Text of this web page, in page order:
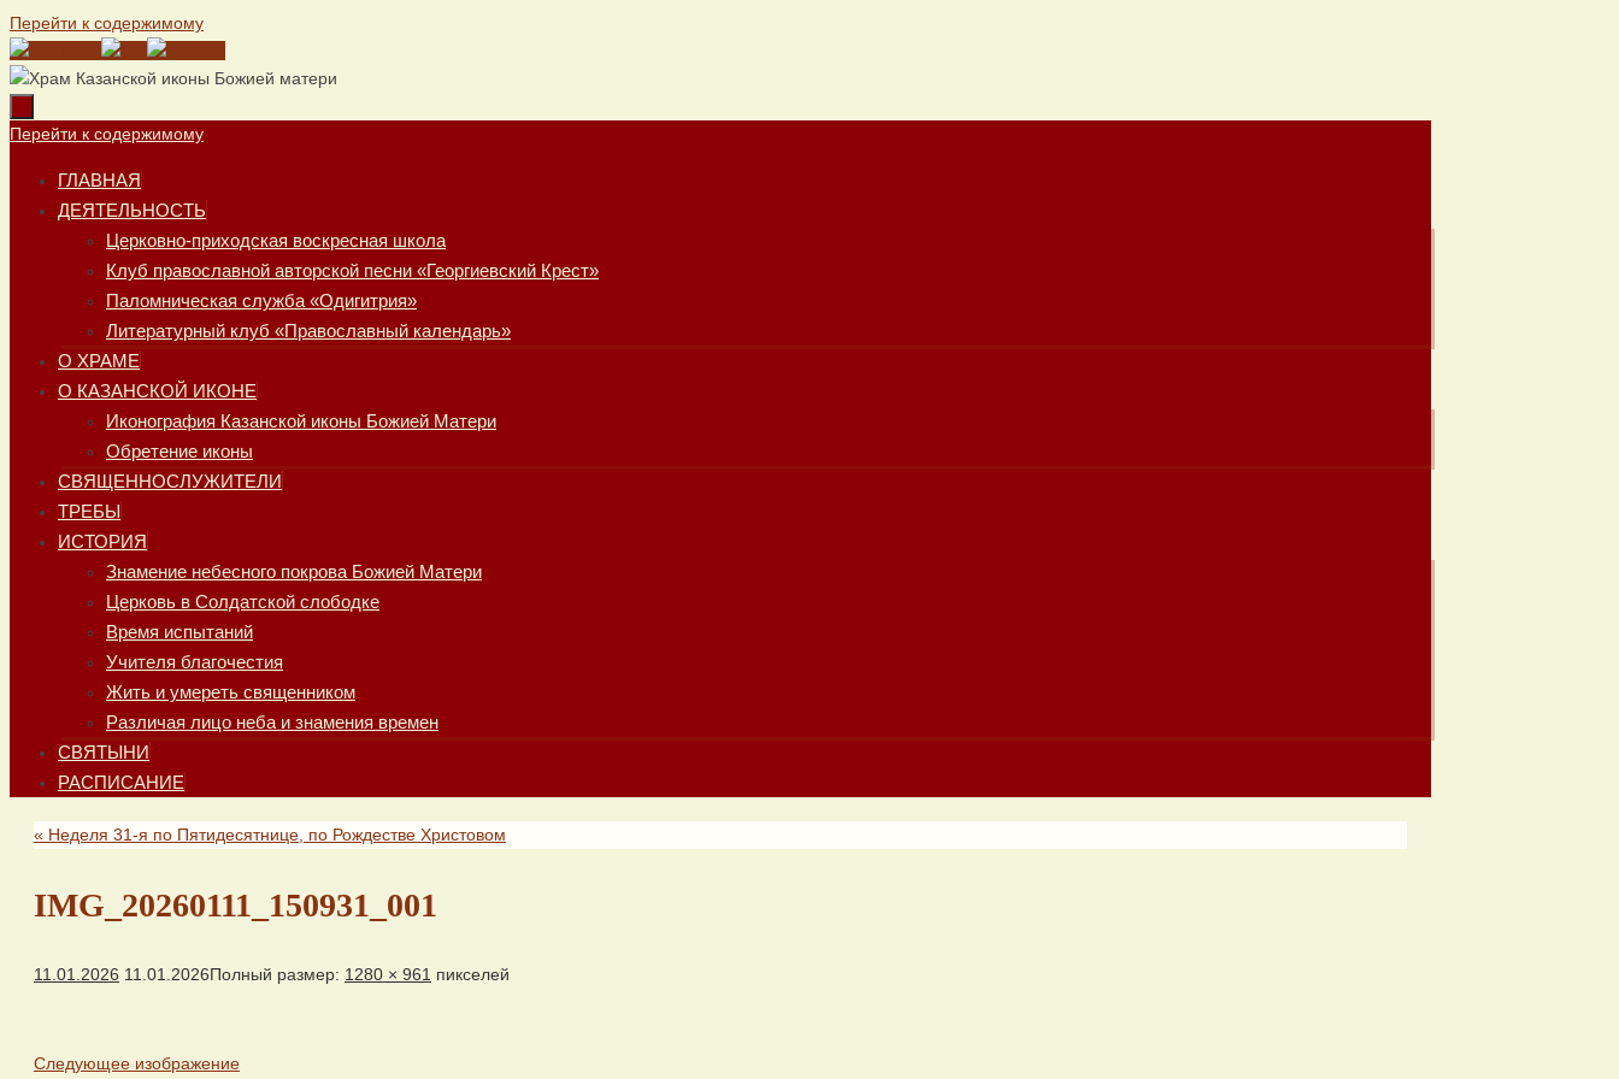
Перейти к содержимому
Перейти к содержимому
ГЛАВНАЯ
ДЕЯТЕЛЬНОСТЬ
Церковно-приходская воскресная школа
Клуб православной авторской песни «Георгиевский Крест»
Паломническая служба «Одигитрия»
Литературный клуб «Православный календарь»
О ХРАМЕ
О КАЗАНСКОЙ ИКОНЕ
Иконография Казанской иконы Божией Матери
Обретение иконы
СВЯЩЕННОСЛУЖИТЕЛИ
ТРЕБЫ
ИСТОРИЯ
Знамение небесного покрова Божией Матери
Церковь в Солдатской слободке
Время испытаний
Учителя благочестия
Жить и умереть священником
Различая лицо неба и знамения времен
СВЯТЫНИ
РАСПИСАНИЕ
« Неделя 31-я по Пятидесятнице, по Рождестве Христовом
IMG_20260111_150931_001
11.01.2026 11.01.2026Полный размер: 1280 × 961 пикселей
Следующее изображение